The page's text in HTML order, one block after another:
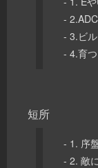
-
- 3.ビ
- 4.育
短所
- 1. 序
- 2. 敵